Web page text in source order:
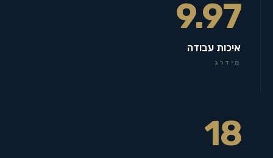
9.97
איכות עבודה
מידרג
18